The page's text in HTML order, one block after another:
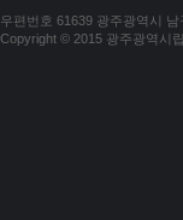
우편번호 61639 광주광역시
Copyright © 2015 광주광역시